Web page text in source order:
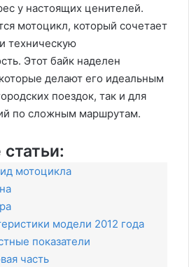
у настоящих ценителей.
мотоцикл, который сочетает
техническую
Этот байк наделен
делают его идеальным
поездок, так и для
по сложным маршрутам.
мотоцикла
модели 2012 года
показатели
часть